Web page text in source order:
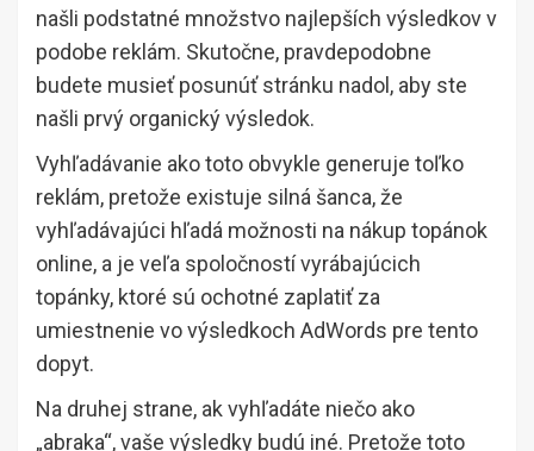
našli podstatné množstvo najlepších výsledkov v
podobe reklám. Skutočne, pravdepodobne
budete musieť posunúť stránku nadol, aby ste
našli prvý organický výsledok.
Vyhľadávanie ako toto obvykle generuje toľko
reklám, pretože existuje silná šanca, že
vyhľadávajúci hľadá možnosti na nákup topánok
online, a je veľa spoločností vyrábajúcich
topánky, ktoré sú ochotné zaplatiť za
umiestnenie vo výsledkoch AdWords pre tento
dopyt.
Na druhej strane, ak vyhľadáte niečo ako
„abraka“, vaše výsledky budú iné. Pretože toto